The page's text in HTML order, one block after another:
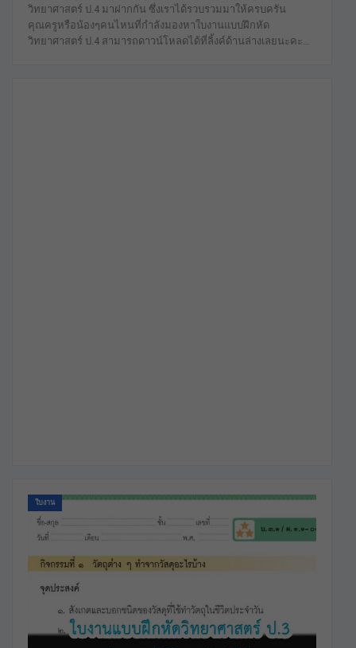
วิทยาศาสตร์ ป.4 มาฝากกัน ซึ่งเราได้รวบรวมมาให้ครบครัน
คุณครูหรือน้องๆคนไหนที่กำลังมองหาใบงานแบบฝึกหัด
วิทยาศาสตร์ ป.4 สามารถดาวน์โหลดได้ที่ลิ้งค์ด้านล่างเลยนะคะ…
ใบงาน